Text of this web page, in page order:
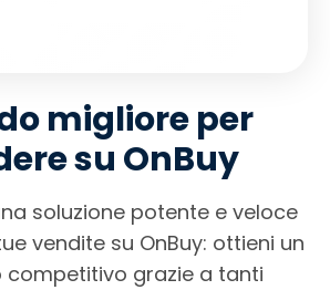
migliore per
su OnBuy
soluzione potente e veloce
vendite su OnBuy: ottieni un
grazie a tanti